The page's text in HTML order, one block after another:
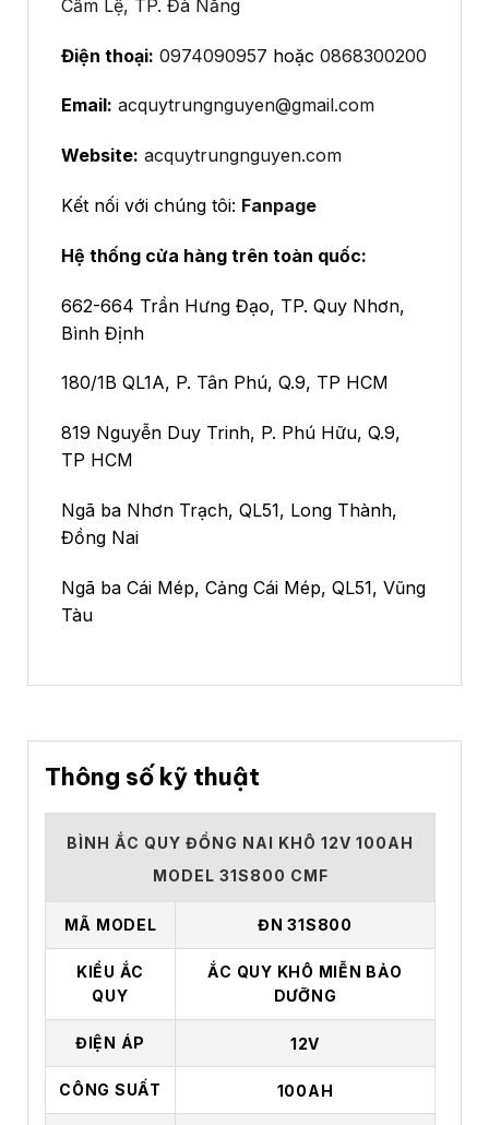
Cẩm Lệ, TP. Đà Nẵng
Điện thoại: 0974090957 hoặc 0868300200
Email: acquytrungnguyen@gmail.com
Website: acquytrungnguyen.com
Kết nối với chúng tôi: Fanpage
Hệ thống cửa hàng trên toàn quốc:
662-664 Trần Hưng Đạo, TP. Quy Nhơn,
Bình Định
180/1B QL1A, P. Tân Phú, Q.9, TP HCM
819 Nguyễn Duy Trinh, P. Phú Hữu, Q.9,
TP HCM
Ngã ba Nhơn Trạch, QL51, Long Thành,
Đồng Nai
Ngã ba Cái Mép, Cảng Cái Mép, QL51, Vũng
Tàu
Thông số kỹ thuật
BÌNH ẮC QUY ĐỒNG NAI KHÔ 12V 100AH
MODEL 31S800 CMF
MÃ MODEL ĐN 31S800
KIỂU ẮC
QUY
ẮC QUY KHÔ MIỄN BẢO
DƯỠNG
ĐIỆN ÁP 12V
CÔNG SUẤT 100AH